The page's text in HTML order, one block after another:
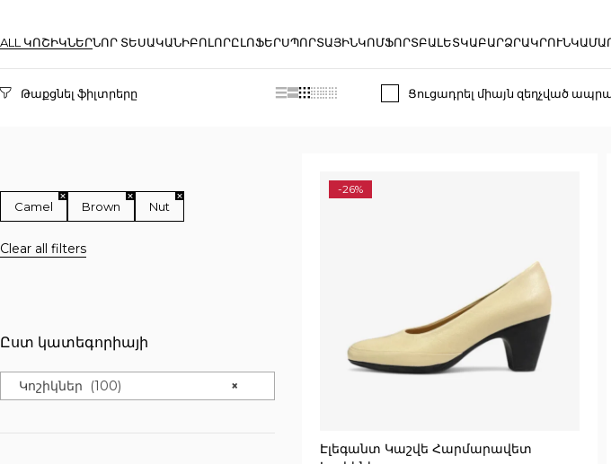
ALL ԿՈՇԻԿՆԵՐՆՈՐ ՏԵՍԱԿԱՆԻԲՈԼՈՐԸԼՈՖԵՐՍՊՈՐՏԱՅԻՆԿՈՄՖՈՐՏԲԱԼԵՏԿԱԲԱՐՁՐԱԿՐՈՒՆԿ
Ցուցադրել միայն զեղչված
Camel Brown Nut
Clear all filters
Ըստ կատեգորիայի
×
Կոշիկներ (100)
-26%
Էլեգանտ Կաշվե Հարմարավետ